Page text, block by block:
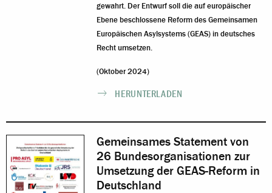
gewahrt. Der Entwurf soll die auf europäischer
Ebene beschlossene Reform des Gemeinsamen
Europäischen Asylsystems (GEAS) in deutsches
Recht umsetzen.
(Oktober 2024)
HERUNTERLADEN
Gemeinsames Statement von
26 Bundesorganisationen zur
Umsetzung der GEAS-Reform in
Deutschland